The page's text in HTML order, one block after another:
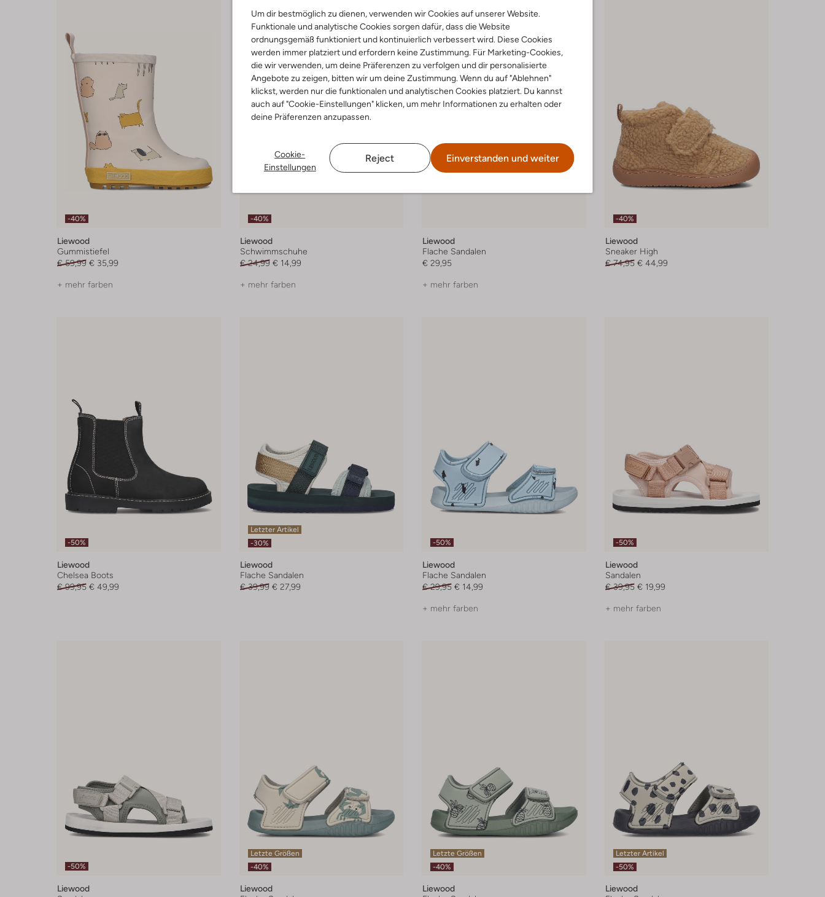
Um dir bestmöglich zu dienen, verwenden wir Cookies auf unserer Website.
Funktionale und analytische Cookies sorgen dafür, dass die Website
ordnungsgemäß funktioniert und kontinuierlich verbessert wird. Diese Cookies
werden immer platziert und erfordern keine Zustimmung. Für Marketing-Cookies,
die wir verwenden, um deine Präferenzen zu verfolgen und dir personalisierte
Angebote zu zeigen, bitten wir um deine Zustimmung. Wenn du auf "Ablehnen"
klickst, werden nur die funktionalen und analytischen Cookies platziert. Du kannst
auch auf "Cookie-Einstellungen" klicken, um mehr Informationen zu erhalten oder
deine Präferenzen anzupassen.
Cookie-
Einstellungen
Reject Einverstanden und weiter
-40%
Liewood
Gummistiefel
€ 59,99 € 35,99
+ mehr farben
-40%
Liewood
Schwimmschuhe
€ 24,99 € 14,99
+ mehr farben
Liewood
Flache Sandalen
€ 29,95
+ mehr farben
-40%
Liewood
Sneaker High
€ 74,95 € 44,99
-50%
Liewood
Chelsea Boots
€ 99,95 € 49,99
Letzter Artikel
-30%
Liewood
Flache Sandalen
€ 39,99 € 27,99
-50%
Liewood
Flache Sandalen
€ 29,95 € 14,99
+ mehr farben
-50%
Liewood
Sandalen
€ 39,95 € 19,99
+ mehr farben
-50%
Liewood
Letzte Größen
-40%
Liewood
Letzte Größen
-40%
Liewood
Letzter Artikel
-50%
Liewood